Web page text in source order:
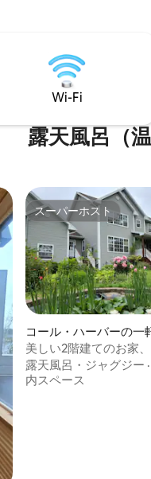
Wi-Fi
露天風呂（
スーパーホスト
スーパーホスト
コール・ハーバーの一
美しい2階建てのお家
書斎＋ファミリールー
露天風呂・ジャグジー ·
内スペース